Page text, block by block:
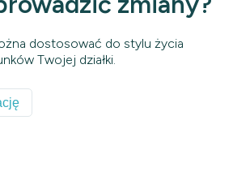
dostosować do stylu życia
Twojej działki.